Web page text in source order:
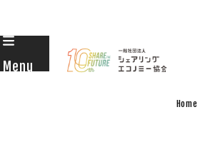
Skip
toMenu
Home